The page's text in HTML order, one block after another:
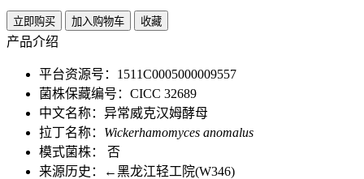
立即购买 加入购物车 收藏
产品介绍
平台资源号：1511C0005000009557
菌株保藏编号：CICC 32689
中文名称：异常威克汉姆酵母
拉丁名称： Wickerhamomyces anomalus
模式菌株： 否
来源历史：←黑龙江轻工院(W346)